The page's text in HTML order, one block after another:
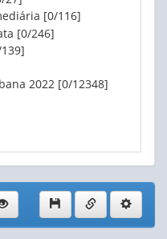
calçada - Não existe
calçada - Não declarado
- Existe
- Não existe
- Não declarado
[0/116]
[0/246]
2022 [0/12348]